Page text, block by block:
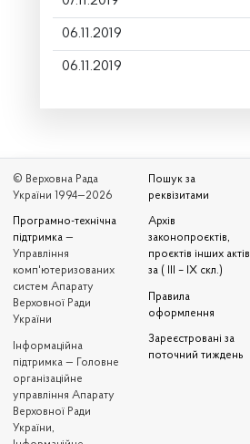
06.11.2019
06.11.2019
© Верховна Рада
України 1994—2026
Програмно-технічна
підтримка —
Управління
комп'ютеризованих
систем Апарату
Верховної Ради
України
Iнформаційна
підтримка — Головне
організаційне
управління Апарату
Верховної Ради
України,
Пошук за
реквізитами
Архів
законопроєктів,
проєктів інших актів
за ( III – IX скл.)
Правила
оформлення
Зареєстровані за
поточний тиждень